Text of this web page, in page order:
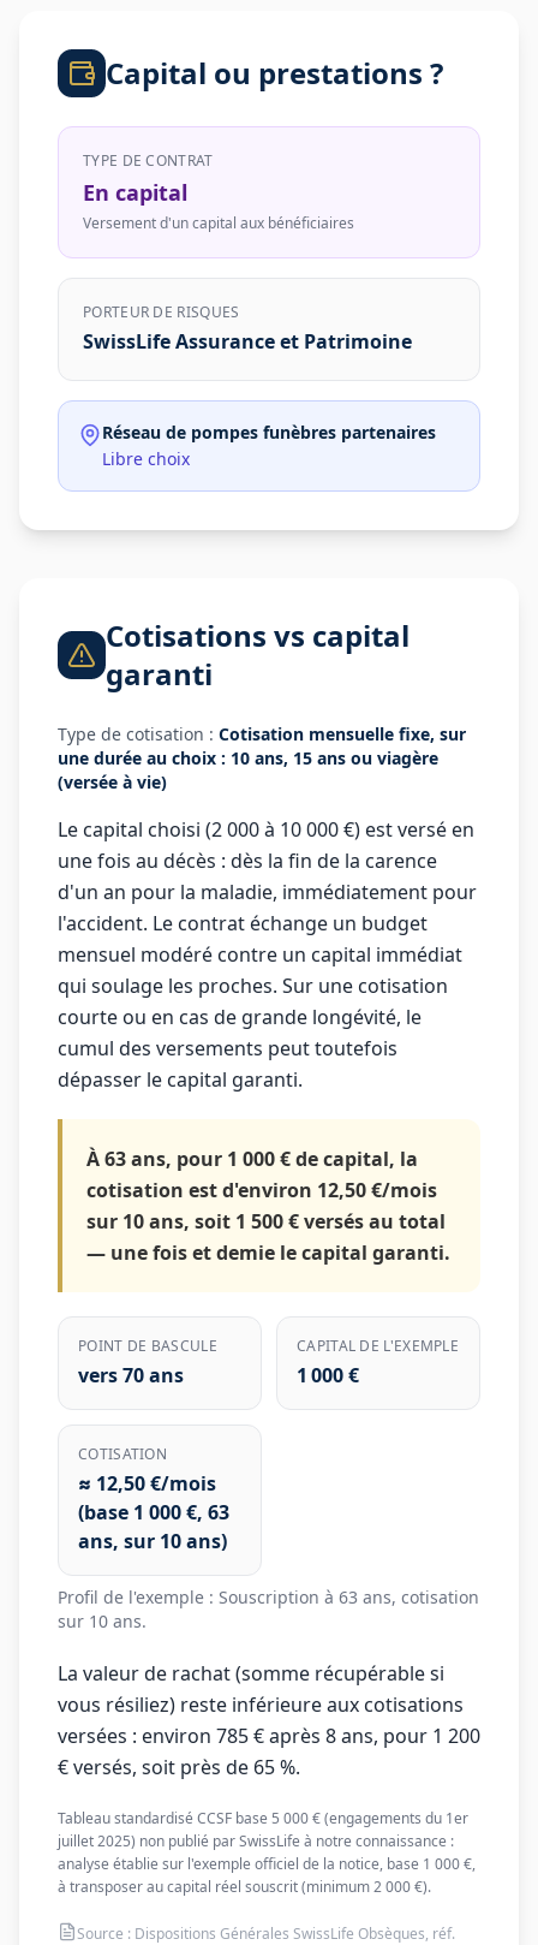
Capital ou prestations ?
TYPE DE CONTRAT
En capital
Versement d'un capital aux bénéficiaires
PORTEUR DE RISQUES
SwissLife Assurance et Patrimoine
Réseau de pompes funèbres partenaires
Libre choix
Cotisations vs capital
garanti
Type de cotisation : Cotisation mensuelle fixe, sur
une durée au choix : 10 ans, 15 ans ou viagère
(versée à vie)
Le capital choisi (2 000 à 10 000 €) est versé en
une fois au décès : dès la fin de la carence
d'un an pour la maladie, immédiatement pour
l'accident. Le contrat échange un budget
mensuel modéré contre un capital immédiat
qui soulage les proches. Sur une cotisation
courte ou en cas de grande longévité, le
cumul des versements peut toutefois
dépasser le capital garanti.
À 63 ans, pour 1 000 € de capital, la
cotisation est d'environ 12,50 €/mois
sur 10 ans, soit 1 500 € versés au total
— une fois et demie le capital garanti.
POINT DE BASCULE
vers70ans
CAPITAL DE L'EXEMPLE
1 000€
COTISATION
≈ 12,50 €/mois
(base 1 000 €, 63
ans, sur 10 ans)
Profil de l'exemple : Souscription à 63 ans, cotisation
sur 10 ans.
La valeur de rachat (somme récupérable si
vous résiliez) reste inférieure aux cotisations
versées : environ 785 € après 8 ans, pour 1 200
€ versés, soit près de 65 %.
Tableau standardisé CCSF base 5 000 € (engagements du 1er
juillet 2025) non publié par SwissLife à notre connaissance :
analyse établie sur l'exemple officiel de la notice, base 1 000 €,
à transposer au capital réel souscrit (minimum 2 000 €).
Source : Dispositions Générales SwissLife Obsèques, réf.